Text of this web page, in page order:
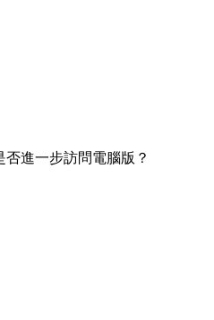
進一步訪問電腦版？